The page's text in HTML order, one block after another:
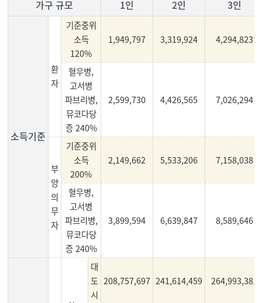
가구 규모
1인 2인 3인
소득기준
환
자
기준중위
소득
120%
1,949,797 3,319,924 4,294,823
혈우병,
고서병
파브리병,
뮤코다당
증 240%
2,599,730 4,426,565 7,026,294
부
양
의
무
자
기준중위
소득
200%
2,149,662 5,533,206 7,158,038
혈우병,
고서병
파브리병,
뮤코다당
증 240%
3,899,594 6,639,847 8,589,646
대
도
시
208,757,697 241,614,459 264,993,381